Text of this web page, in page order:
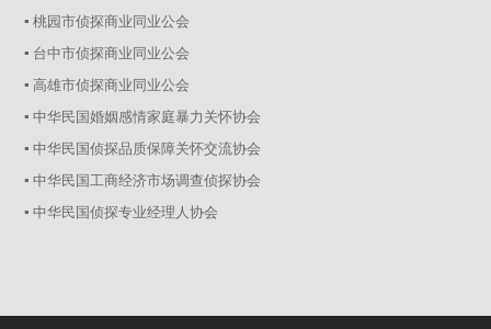
▪ 桃园市侦探商业同业公会
▪ 台中市侦探商业同业公会
▪ 高雄市侦探商业同业公会
▪ 中华民国婚姻感情家庭暴力关怀协会
▪ 中华民国侦探品质保障关怀交流协会
▪ 中华民国工商经济市场调查侦探协会
▪ 中华民国侦探专业经理人协会